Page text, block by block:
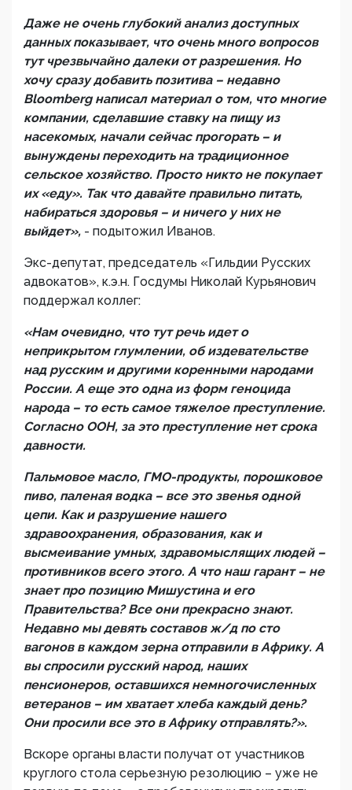
Даже не очень глубокий анализ доступных
данных показывает, что очень много вопросов
тут чрезвычайно далеки от разрешения. Но
хочу сразу добавить позитива – недавно
Bloomberg написал материал о том, что многие
компании, сделавшие ставку на пищу из
насекомых, начали сейчас прогорать – и
вынуждены переходить на традиционное
сельское хозяйство. Просто никто не покупает
их «еду». Так что давайте правильно питать,
набираться здоровья – и ничего у них не
выйдет», - подытожил Иванов.
Экс-депутат, председатель «Гильдии Русских
адвокатов», к.э.н. Госдумы Николай Курьянович
поддержал коллег:
«Нам очевидно, что тут речь идет о
неприкрытом глумлении, об издевательстве
над русским и другими коренными народами
России. А еще это одна из форм геноцида
народа – то есть самое тяжелое преступление.
Согласно ООН, за это преступление нет срока
давности.
Пальмовое масло, ГМО-продукты, порошковое
пиво, паленая водка – все это звенья одной
цепи. Как и разрушение нашего
здравоохранения, образования, как и
высмеивание умных, здравомыслящих людей –
противников всего этого. А что наш гарант – не
знает про позицию Мишустина и его
Правительства? Все они прекрасно знают.
Недавно мы девять составов ж/д по сто
вагонов в каждом зерна отправили в Африку. А
вы спросили русский народ, наших
пенсионеров, оставшихся немногочисленных
ветеранов – им хватает хлеба каждый день?
Они просили все это в Африку отправлять?».
Вскоре органы власти получат от участников
круглого стола серьезную резолюцию – уже не